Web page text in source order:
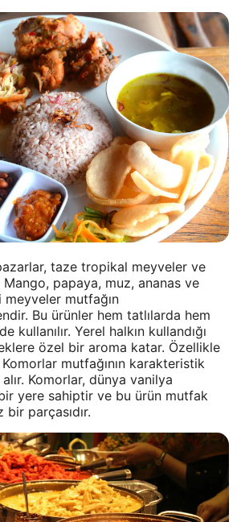
taze tropikal meyveler ve
papaya, muz, ananas ve
mutfağın
Bu ürünler hem tatlılarda hem
kullanılır. Yerel halkın kullandığı
özel bir aroma katar. Özellikle
mutfağının karakteristik
Komorlar, dünya vanilya
yere sahiptir ve bu ürün mutfak
bir parçasıdır.